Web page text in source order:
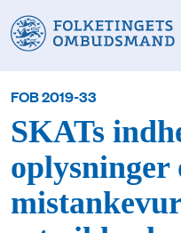
FOB 2019-33
SKATs
oplysninger